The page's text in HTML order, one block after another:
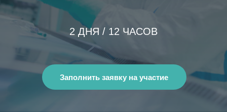
Заполнить заявку на участие
2 ДНЯ / 12 ЧАСОВ